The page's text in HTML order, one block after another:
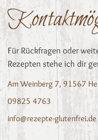
Für Rückfragen oder
Rezepten stehe ich dir
Am Weinberg 7, 91567
09825 4763
info@rezepte-glutenfrei.de